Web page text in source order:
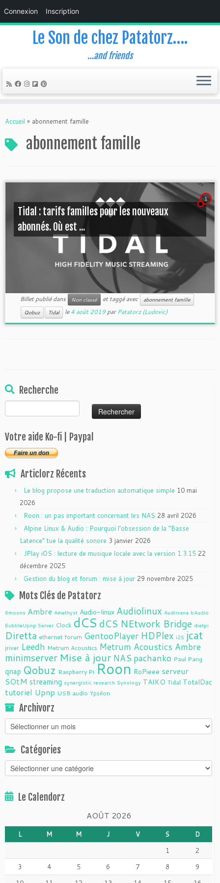
Connexion Inscription
Le Son de chez Patatorz….
…and friends
Accueil » abonnement famille
abonnement famille
1
Tidal : tarifs familles pour les nouveaux
abonnés. Où est ...
Billet publié dans Non classé et taggé avec
abonnement famille
Qobuz
Tidal le4 août 2019 parPatatorz (Ludovic)
Recherche
Votre aide Ko-fi | Paypal
Articlorz Récents
Le blog propose une traduction automatique simple 10 mai
2026
Roon : un pas important concernant les NAS 28 avril 2026
Alpine Linux & Audio : Pourquoi l’obsession de la “Basse
Latence” tue la qualité sonore 3 janvier 2026
JPlay iOS : lecture de musique locale avec la version 1.3.15 22
décembre 2025
Gestion du blog et forum : mise à jour 29 novembre 2025
Mots Clés de Patatorz
6moons Ambre Amethyst Audio-linux Audiolinux Audirvana bAudio
BubbleUpnp Server Clock dCS dCS NEtwork Bridge dietpi
Diretta ethernet forum GentooPlayer HDPlex i2S jcat
jriver Leedh Metrum Acoustics Metrum Acoustics Ambre
minimserver Mise à jour NAS pachanko Paul Pang
qnap Qobuz Raspberry Pi Roon RoPieee serveur
SOtM streaming synergistic research Synology TAIKO Tidal TotalDac
tutoriel Upnp USB audio Ypsilon
Archivorz
Archivorz
Catégories
Catégories
Le Calendorz
AOÛT 2026
L M M J V S
D
1
2
3
4 5 6 7 8
9